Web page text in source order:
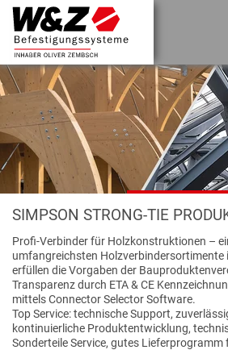
SIMPSON STRONG-TIE
Profi-Verbinder für Holzkonstruktionen –
umfangreichsten Holzverbindersortimente
erfüllen die Vorgaben der
Transparenz durch ETA & CE
mittels Connector Selector Software.
Top Service: technische Support,
kontinuierliche Produktentwicklung,
Sonderteile Service, gutes